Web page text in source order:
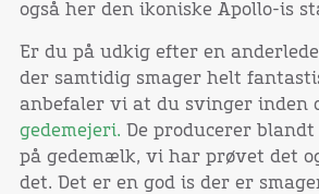
også her den ikoniske Apollo-is
Er du på udkig efter en
der samtidig smager helt
anbefaler vi at du svinger inden
gedemejeri. De producerer
på gedemælk, vi har prøvet det
det. Det er en god is der er